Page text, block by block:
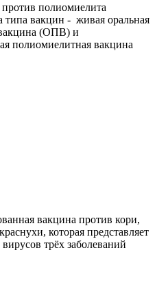
полиомиелита
типа вакцин - живая оральная
(ОПВ) и
полиомиелитная вакцина
вакцина против кори,
которая представляет
трёх заболеваний